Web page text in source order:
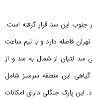
با وسعت 1000 هکتار در جنوب این سد قرار گرفته است.
ییلاقی تنها 10 کیلومتر با تهران فاصله دارد و با نیم ساعت
سد لتیان از شمال به سد و از
این منطقه سرسبز شامل
این پارک جنگلی دارای امکانات